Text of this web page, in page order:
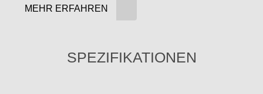
MEHR ERFAHREN
SPEZIFIKATIONEN